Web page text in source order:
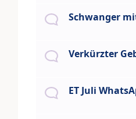
Schwanger
Verkürzter
ET Juli